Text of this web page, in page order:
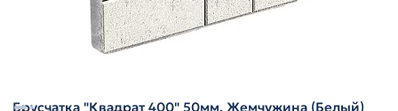
Брусчатка "Квадрат 400" 50мм, Жемчужина (Белый)